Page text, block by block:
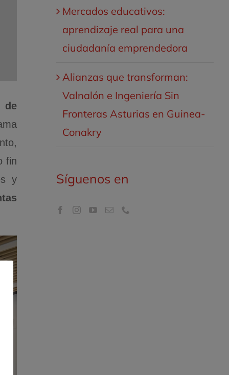
de
fin
y
Mercados educativos:
aprendizaje real para una
ciudadanía emprendedora
Alianzas que transforman:
Valnalón e Ingeniería Sin
Fronteras Asturias en Guinea-
Conakry
Síguenos en